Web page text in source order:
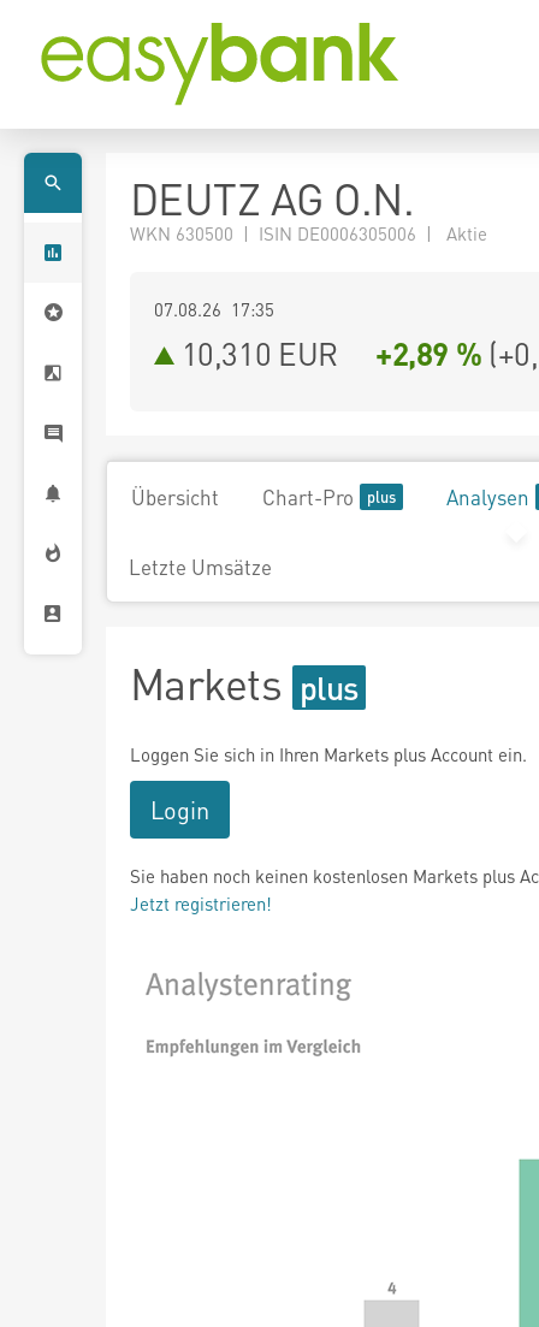
DEUTZ AG O.N.
WKN 630500 | ISIN DE0006305006 | Aktie
07.08.26 17:35
10,310 EUR +2,89 % (
Übersicht Chart-Pro Analysen
Letzte Umsätze
Markets
Loggen Sie sich in Ihren Markets plus Account ein.
Login
Sie haben noch keinen kostenlosen Markets plus
Jetzt registrieren!